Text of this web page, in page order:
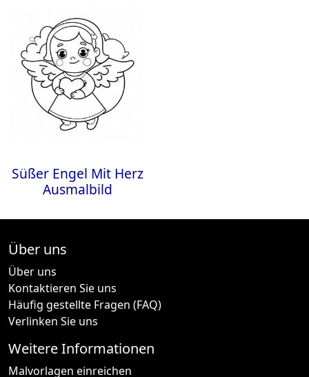
Süßer Engel Mit Herz
Ausmalbild
Über uns
Über uns
Kontaktieren Sie uns
Häufig gestellte Fragen (FAQ)
Verlinken Sie uns
Weitere Informationen
Malvorlagen einreichen